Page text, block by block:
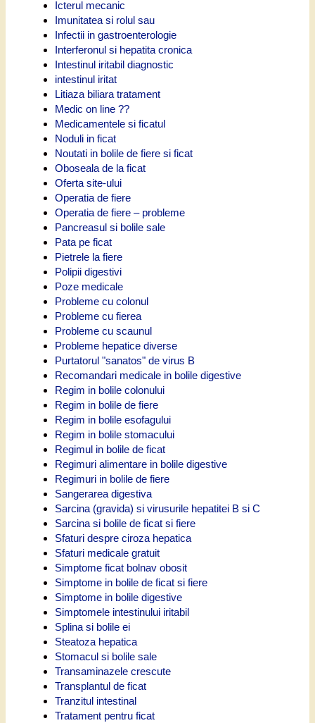
Icterul mecanic
Imunitatea si rolul sau
Infectii in gastroenterologie
Interferonul si hepatita cronica
Intestinul iritabil diagnostic
intestinul iritat
Litiaza biliara tratament
Medic on line ??
Medicamentele si ficatul
Noduli in ficat
Noutati in bolile de fiere si ficat
Oboseala de la ficat
Oferta site-ului
Operatia de fiere
Operatia de fiere – probleme
Pancreasul si bolile sale
Pata pe ficat
Pietrele la fiere
Polipii digestivi
Poze medicale
Probleme cu colonul
Probleme cu fierea
Probleme cu scaunul
Probleme hepatice diverse
Purtatorul "sanatos" de virus B
Recomandari medicale in bolile digestive
Regim in bolile colonului
Regim in bolile de fiere
Regim in bolile esofagului
Regim in bolile stomacului
Regimul in bolile de ficat
Regimuri alimentare in bolile digestive
Regimuri in bolile de fiere
Sangerarea digestiva
Sarcina (gravida) si virusurile hepatitei B si C
Sarcina si bolile de ficat si fiere
Sfaturi despre ciroza hepatica
Sfaturi medicale gratuit
Simptome ficat bolnav obosit
Simptome in bolile de ficat si fiere
Simptome in bolile digestive
Simptomele intestinului iritabil
Splina si bolile ei
Steatoza hepatica
Stomacul si bolile sale
Transaminazele crescute
Transplantul de ficat
Tranzitul intestinal
Tratament pentru ficat